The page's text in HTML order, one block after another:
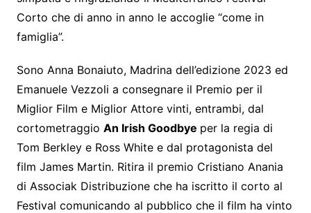
Corto che di anno in anno le accoglie “come in
famiglia”.
Sono Anna Bonaiuto, Madrina dell’edizione 2023 ed
Emanuele Vezzoli a consegnare il Premio per il
Miglior Film e Miglior Attore vinti, entrambi, dal
cortometraggio An Irish Goodbye per la regia di
Tom Berkley e Ross White e dal protagonista del
film James Martin. Ritira il premio Cristiano Anania
di Associak Distribuzione che ha iscritto il corto al
Festival comunicando al pubblico che il film ha vinto